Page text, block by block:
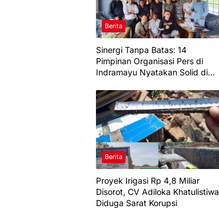
Berita
Sinergi Tanpa Batas: 14
Pimpinan Organisasi Pers di
Indramayu Nyatakan Solid di
Berita
Proyek Irigasi Rp 4,8 Miliar
Disorot, CV Adiloka Khatulistiwa
Diduga Sarat Korupsi